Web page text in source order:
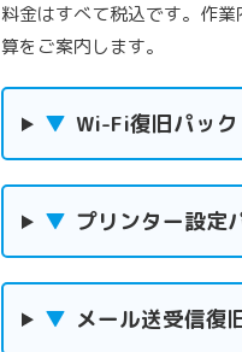
料金はすべて税込です。作
算をご案内します。
▼ Wi-Fi復旧パッ
▼ プリンター設定
▼ メール送受信復